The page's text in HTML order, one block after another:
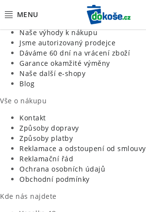
Jsme tradiční česká firma
Naše výhody k nákupu
Jsme autorizovaný prodejce
Dáváme 60 dní na vrácení zboží
Garance okamžité výměny
Naše další e-shopy
Blog
Vše o nákupu
Kontakt
Způsoby dopravy
Způsoby platby
Reklamace a odstoupení od smlouvy
Reklamační řád
Ochrana osobních údajů
Obchodní podmínky
Kde nás najdete
KOŠE
SÁČKY
KUCHYNĚ
ORGANIZACE
DOMÁCNOST
ÚKLID